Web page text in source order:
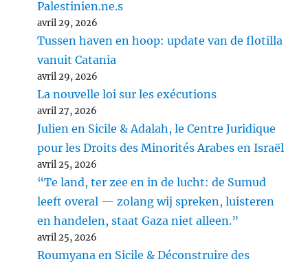
Palestinien.ne.s
avril 29, 2026
Tussen haven en hoop: update van de flotilla
vanuit Catania
avril 29, 2026
La nouvelle loi sur les exécutions
avril 27, 2026
Julien en Sicile & Adalah, le Centre Juridique
pour les Droits des Minorités Arabes en Israël
avril 25, 2026
“Te land, ter zee en in de lucht: de Sumud
leeft overal — zolang wij spreken, luisteren
en handelen, staat Gaza niet alleen.”
avril 25, 2026
Roumyana en Sicile & Déconstruire des